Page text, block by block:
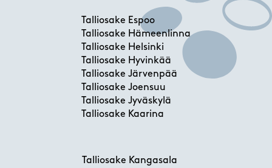
Talliosake Espoo
Talliosake Hämeenlinna
Talliosake Helsinki
Talliosake Hyvinkää
Talliosake Järvenpää
Talliosake Joensuu
Talliosake Jyväskylä
Talliosake Kaarina
Talliosake Kangasala